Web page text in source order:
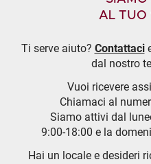
AL TUO
Ti serve aiuto? Contattaci
dal nostro
Vuoi ricevere
Chiamaci al
Siamo attivi dal
9:00-18:00 e la
Hai un locale e desideri